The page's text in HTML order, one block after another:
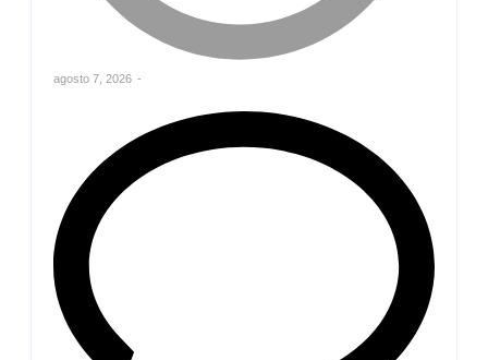
agosto 7, 2026 -